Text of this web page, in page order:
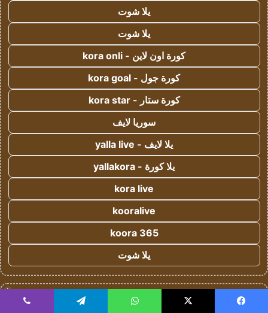
يلا شوت
يلا شوت
كورة اون لاين - kora onli
كورة جول - kora goal
كورة ستار - kora star
سوريا لايف
يلا لايف - yalla live
يلا كورة - yallakora
kora live
kooralive
koora 365
يلا شوت
!
يلا شوت